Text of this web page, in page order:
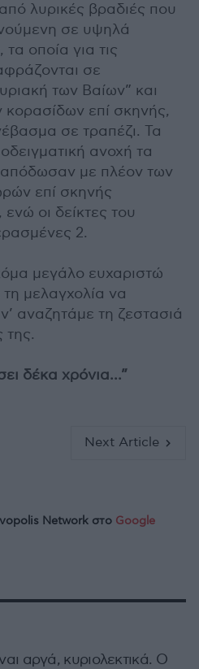
λυρικές βραδιές που
σε υψηλά
οποία για τις
σε
των Βαίων” και
επί σκηνής,
σε τραπέζι. Τα
ανοχή τα
με πλέον των
επί σκηνής
οι δείκτες του
2.
μεγάλο ευχαριστώ
μελαγχολία να
αναζητάμε τη ζεστασιά
της.
δέκα χρόνια...”
Network στο Google
αργά, κυριολεκτικά. Ο
Next Article